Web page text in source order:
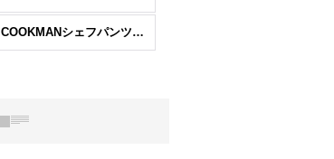
COOKMANシェフパンツ ショート